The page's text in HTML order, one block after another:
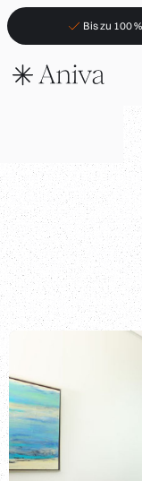
Bis zu 100
Standorte
Mitgliedschaft
B2B
FAQs
Für Apotheken
Anmelden